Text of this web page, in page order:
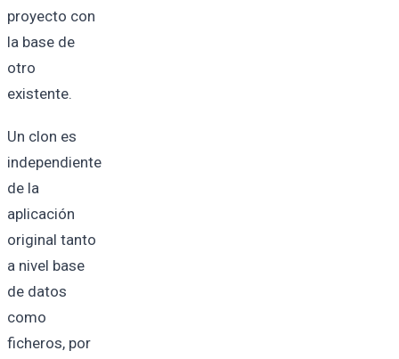
proyecto con
la base de
otro
existente.
Un clon es
independiente
de la
aplicación
original tanto
a nivel base
de datos
como
ficheros, por